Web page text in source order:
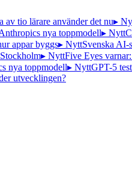
tio lärare använder det nu▸
nya toppmodell▸ Nytt
appar byggs▸ NyttSvenska
▸ NyttFive Eyes
nya toppmodell▸ NyttGPT-5
utvecklingen?